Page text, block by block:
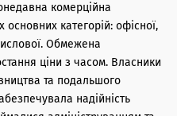
комерційна
основних категорій: офісної,
Обмежена
ціни з часом. Власники
та подальшого
надійність